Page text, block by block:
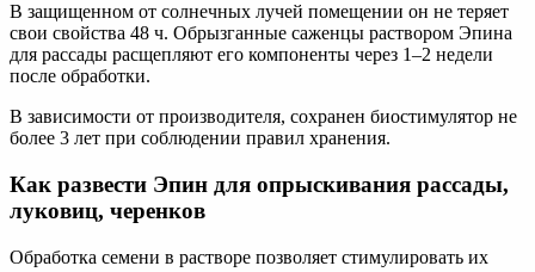
В защищенном от солнечных лучей помещении он не теряет
свои свойства 48 ч. Обрызганные саженцы раствором Эпина
для рассады расщепляют его компоненты через 1–2 недели
после обработки.
В зависимости от производителя, сохранен биостимулятор не
более 3 лет при соблюдении правил хранения.
Как развести Эпин для опрыскивания рассады,
луковиц, черенков
Обработка семени в растворе позволяет стимулировать их